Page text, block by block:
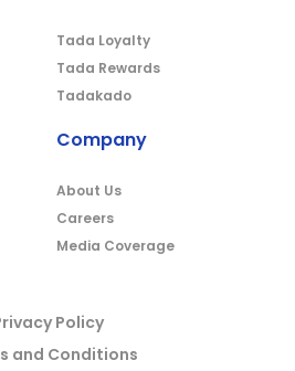
Tada Loyalty
Tada Rewards
Tadakado
Company
About Us
Careers
Media Coverage
Policy
and Conditions